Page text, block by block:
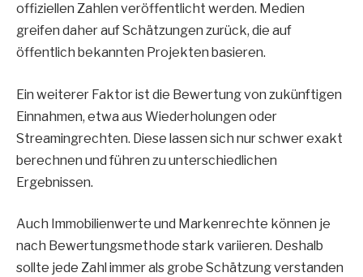
offiziellen Zahlen veröffentlicht werden. Medien
greifen daher auf Schätzungen zurück, die auf
öffentlich bekannten Projekten basieren.
Ein weiterer Faktor ist die Bewertung von zukünftigen
Einnahmen, etwa aus Wiederholungen oder
Streamingrechten. Diese lassen sich nur schwer exakt
berechnen und führen zu unterschiedlichen
Ergebnissen.
Auch Immobilienwerte und Markenrechte können je
nach Bewertungsmethode stark variieren. Deshalb
sollte jede Zahl immer als grobe Schätzung verstanden